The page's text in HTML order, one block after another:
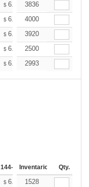
$ 6.84 $6.73
3836
$ 6.84 $6.73
4000
$ 6.84 $6.73
3920
$ 6.84 $6.73
2500
$ 6.84 $6.73
2993
144-287 288 + Mas
Inventario Qty.
$ 6.84 $6.73
1528